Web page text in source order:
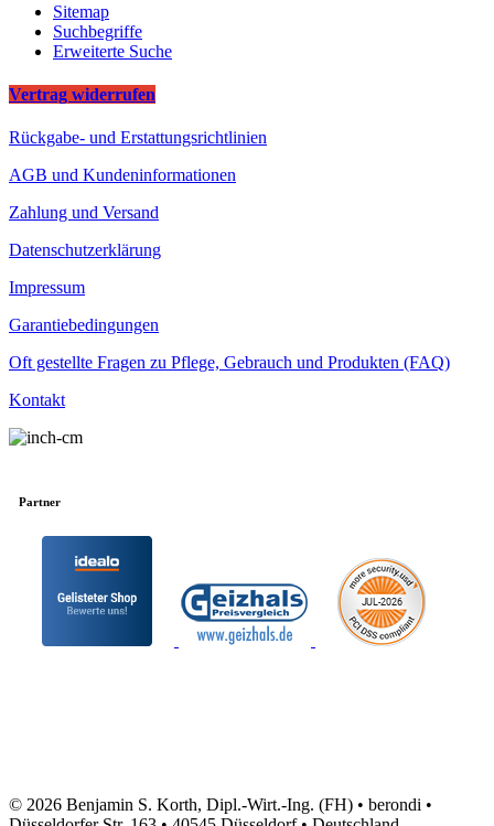
Sitemap
Suchbegriffe
Erweiterte Suche
Vertrag widerrufen
Rückgabe- und Erstattungsrichtlinien
AGB und Kundeninformationen
Zahlung und Versand
Datenschutzerklärung
Impressum
Garantiebedingungen
Oft gestellte Fragen zu Pflege, Gebrauch und Produkten (FAQ)
Kontakt
Partner
© 2026 Benjamin S. Korth, Dipl.-Wirt.-Ing. (FH) • berondi •